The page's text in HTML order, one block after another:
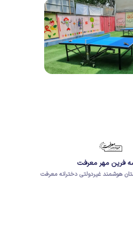
فرین مهر معرفت
هوشمند غیردولتی دخترانه معرفت